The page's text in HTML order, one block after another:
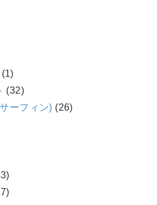
(1)
(32)
ーフィン) (26)